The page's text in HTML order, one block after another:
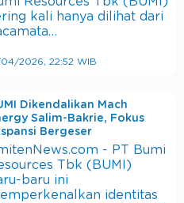
kali hanya dilihat dari
04/2026, 22:52 WIB
Dikendalikan Mach
Salim-Bakrie, Fokus
Bergeser
- PT Bumi
Tbk (BUMI)
baru ini
identitas